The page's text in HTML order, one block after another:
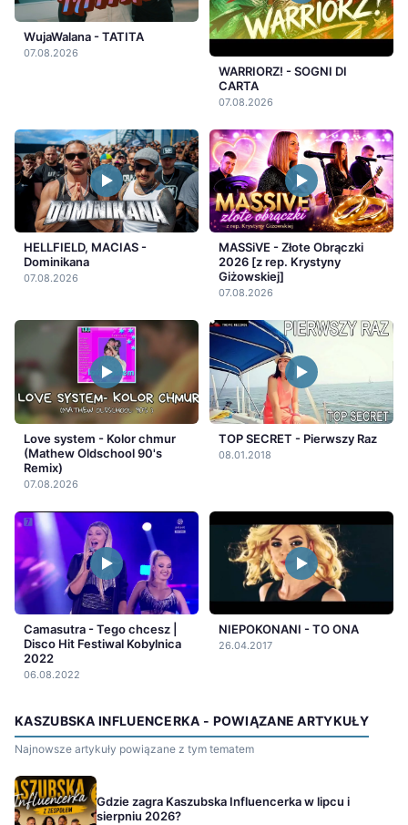
WujaWalana - TATITA
07.08.2026
WARRIORZ! - SOGNI DI
CARTA
07.08.2026
HELLFIELD, MACIAS -
Dominikana
07.08.2026
MASSiVE - Złote Obrączki
2026 [z rep. Krystyny
Giżowskiej]
07.08.2026
Love system - Kolor chmur
(Mathew Oldschool 90's
Remix)
07.08.2026
TOP SECRET - Pierwszy Raz
08.01.2018
Camasutra - Tego chcesz |
Disco Hit Festiwal Kobylnica
2022
06.08.2022
NIEPOKONANI - TO ONA
26.04.2017
KASZUBSKA INFLUENCERKA - POWIĄZANE ARTYKUŁY
Najnowsze artykuły powiązane z tym tematem
Gdzie zagra Kaszubska Influencerka w lipcu i
sierpniu 2026?